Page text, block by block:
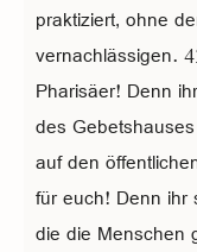
praktiziert, ohne
vernachlässigen.
Pharisäer! Denn
des
auf den
für euch! Denn ihr
die die Menschen